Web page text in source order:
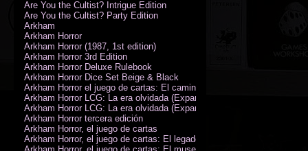
Are You the Cultist? Intrigue Edition
Are You the Cultist? Party Edition
Arkham
Arkham Horror
Arkham Horror (1987, 1st edition)
Arkham Horror 3rd Edition
Arkham Horror Deluxe Rulebook
Arkham Horror Dice Set Beige & Black
Arkham Horror el juego de cartas: El camino a Carcosa - Exp.
Arkham Horror LCG: La era olvidada (Expansión de campaña)
Arkham Horror LCG: La era olvidada (Expansión de investigadores)
Arkham Horror tercera edición
Arkham Horror, el juego de cartas
Arkham Horror, el juego de cartas: El legado de Dunwich expansión